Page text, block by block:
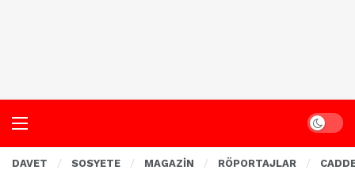
Dark
DAVET SOSYETE MAGAZİN RÖPORTAJLAR